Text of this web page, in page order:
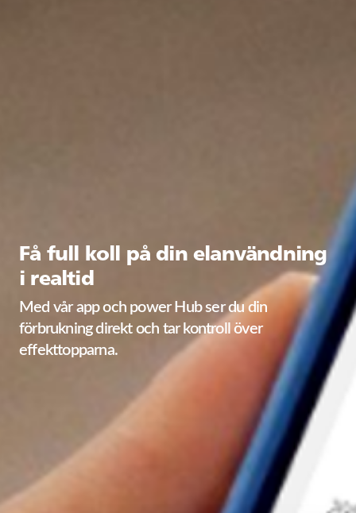
Få full koll på din elanvändning
i realtid
Med vår app och power Hub ser du din
förbrukning direkt och tar kontroll över
effekttopparna.